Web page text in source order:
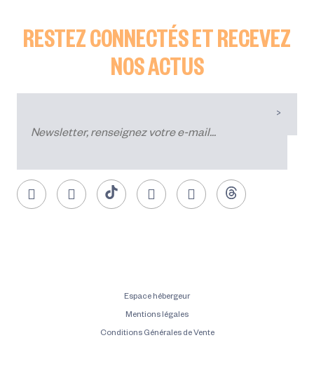
RESTEZ CONNECTÉS ET RECEVEZ
NOS ACTUS
Espace hébergeur
Mentions légales
Conditions Générales de Vente